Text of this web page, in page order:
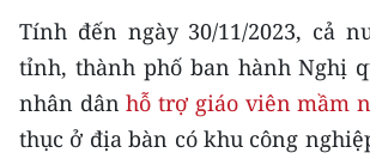
Media Môi trường
Ảnh
Infographic
Tính đến ngày 30/11/2023, cả
tỉnh, thành phố ban hành Nghị
nhân dânhỗ trợ giáo viên mầm
thục ở địa bàn có khu công